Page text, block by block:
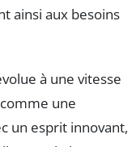
ainsi aux besoins
à une vitesse
une
un esprit innovant,